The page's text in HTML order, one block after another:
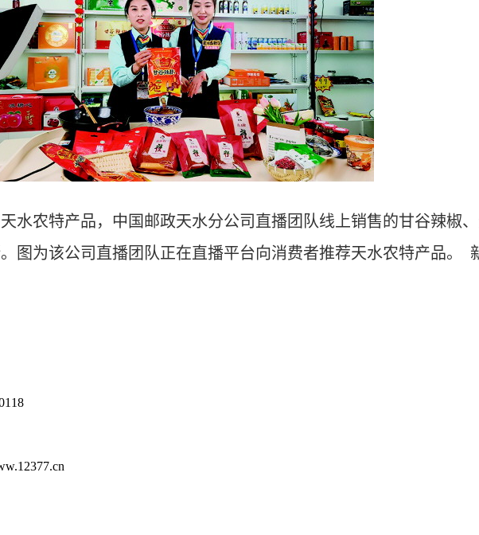
农特产品，中国邮政天水分公司直播团队线上销售的甘谷辣椒
图为该公司直播团队正在直播平台向消费者推荐天水农特产品。